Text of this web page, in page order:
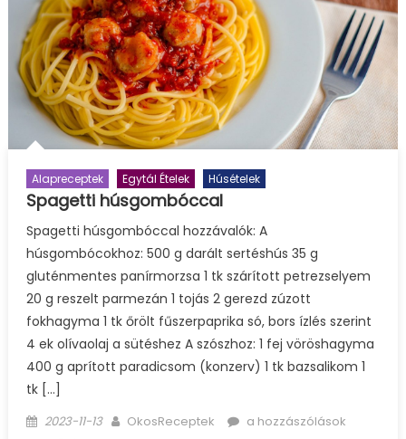
Alapreceptek Egytál Ételek Húsételek
Spagetti húsgombóccal
Spagetti húsgombóccal hozzávalók: A
húsgombócokhoz: 500 g darált sertéshús 35 g
gluténmentes panírmorzsa 1 tk szárított petrezselyem
20 g reszelt parmezán 1 tojás 2 gerezd zúzott
fokhagyma 1 tk őrölt fűszerpaprika só, bors ízlés szerint
4 ek olívaolaj a sütéshez A szószhoz: 1 fej vöröshagyma
400 g aprított paradicsom (konzerv) 1 tk bazsalikom 1
tk […]
Posted
2023-11-13 Author
OkosReceptek
Spagetti
a hozzászólások